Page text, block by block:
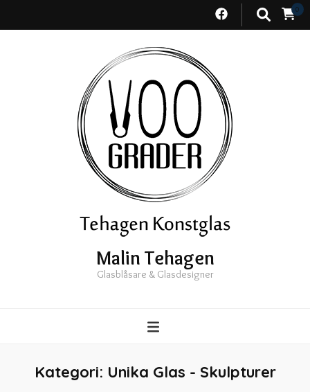
0
Malin Tehagen
Glasblåsare & Glasdesigner
Kategori: Unika Glas - Skulpturer